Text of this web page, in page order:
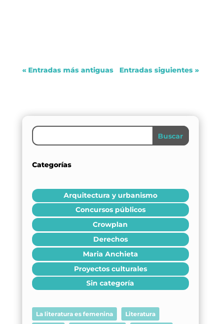
« Entradas más antiguas Entradas siguientes »
Buscar
Categorías
Arquitectura y urbanismo
Concursos públicos
Crowplan
Derechos
Maria Anchieta
Proyectos culturales
Sin categoría
La literatura es femenina Literatura